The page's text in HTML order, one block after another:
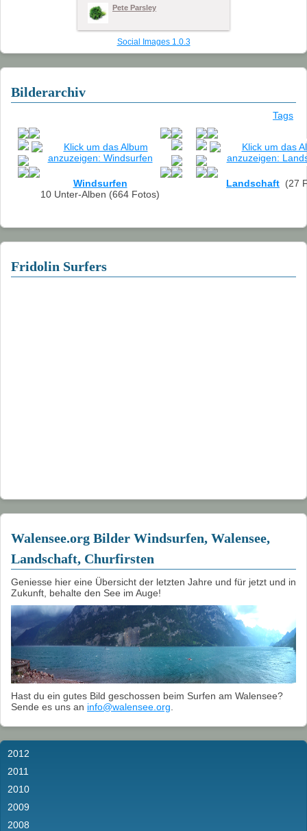
2009
2008
2006
2005
Links
Pete Parsley
Social Images 1.0.3
Bilderarchiv
Tags
Windsurfen
10 Unter-Alben (664 Fotos)
Landschaft (27
Fridolin Surfers
Walensee.org Bilder Windsurfen, Walensee,
Landschaft, Churfirsten
Geniesse hier eine Übersicht der letzten Jahre und für jetzt und in
Zukunft, behalte den See im Auge!
Hast du ein gutes Bild geschossen beim Surfen am Walensee?
Sende es uns an info@walensee.org
2012
2011
2010
2009
2008